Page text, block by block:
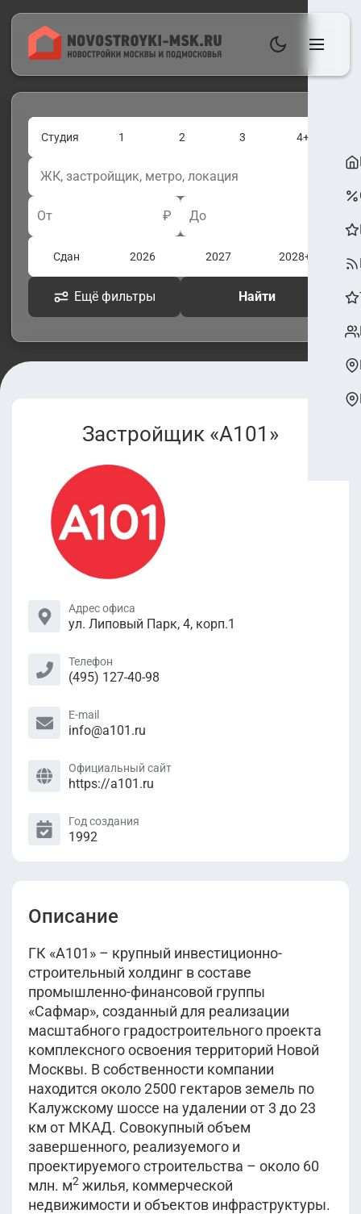
Студия 1 2 3 4+
От ₽ До
Сдан 2026 2027 2028+
Ещё фильтры Найти
Застройщик «А101»
Адрес офиса
ул. Липовый Парк, 4, корп.1
Телефон
(495) 127-40-98
E-mail
info@a101.ru
Официальный сайт
https://a101.ru
Год создания
1992
Описание
ГК «А101» – крупный инвестиционно-
строительный холдинг в составе
промышленно-финансовой группы
«Сафмар», созданный для реализации
масштабного градостроительного проекта
комплексного освоения территорий Новой
Москвы. В собственности компании
находится около 2500 гектаров земель по
Калужскому шоссе на удалении от 3 до 23
км от МКАД. Совокупный объем
завершенного, реализуемого и
проектируемого строительства – около 60
млн. м2 жилья, коммерческой
недвижимости и объектов инфраструктуры.